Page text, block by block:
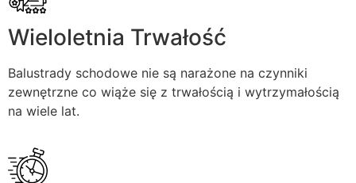
Wieloletnia Trwałość
Balustrady schodowe nie są narażone na czynniki
zewnętrzne co wiąże się z trwałością i wytrzymałością
na wiele lat.